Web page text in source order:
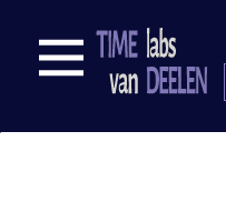
NAVIGATION